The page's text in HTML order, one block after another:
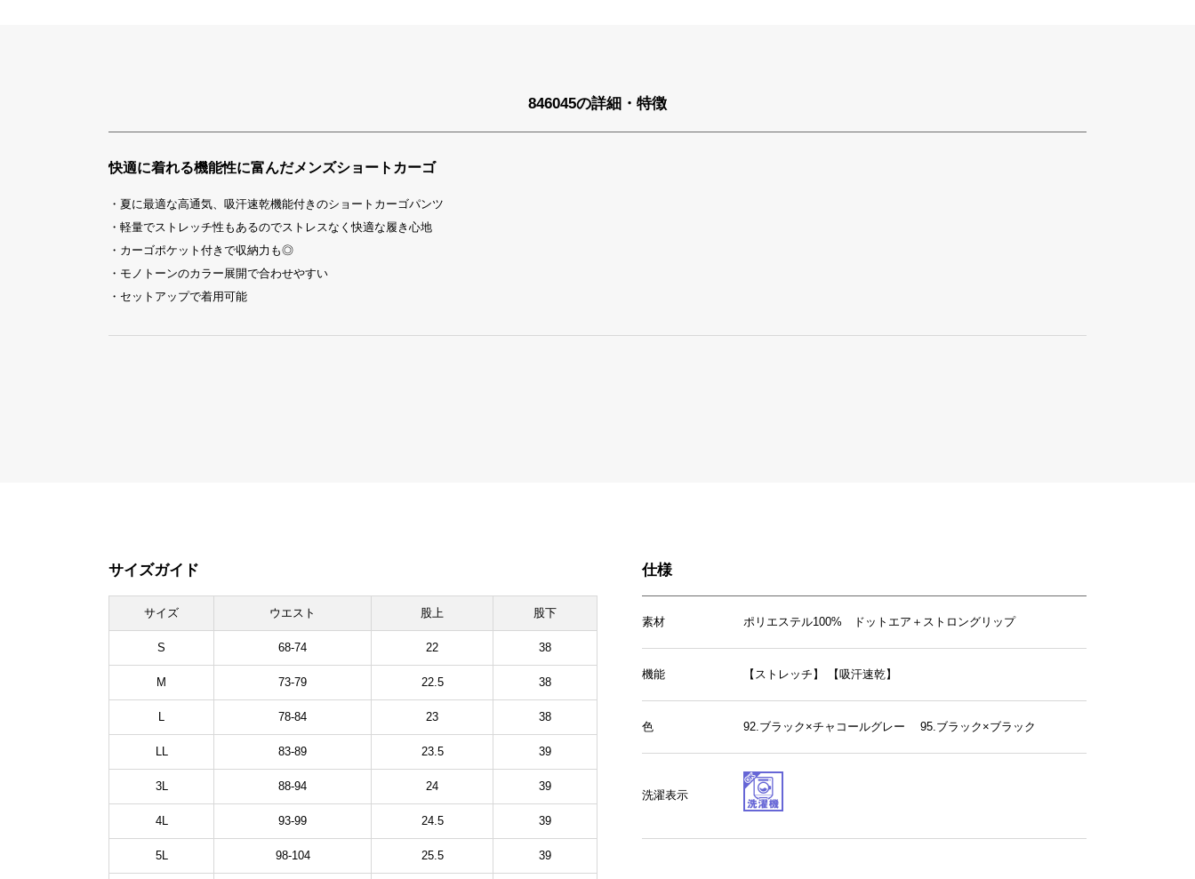
846045の詳細・特徴
快適に着れる機能性に富んだメンズショートカーゴ
・夏に最適な高通気、吸汗速乾機能付きのショートカーゴパンツ
・軽量でストレッチ性もあるのでストレスなく快適な履き心地
・カーゴポケット付きで収納力も◎
・モノトーンのカラー展開で合わせやすい
・セットアップで着用可能
サイズガイド
サイズ ウエスト 股上 股下
S 68-74 22 38
M 73-79 22.5 38
L 78-84 23 38
LL 83-89 23.5 39
3L 88-94 24 39
4L 93-99 24.5 39
5L 98-104 25.5 39
仕様
素材 ポリエステル100% ドットエア＋ストロングリップ
機能 【ストレッチ】 【吸汗速乾】
色 92.ブラック×チャコールグレー 95.ブラック×ブラック
洗濯表示